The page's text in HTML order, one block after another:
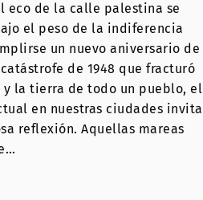
eco de la calle palestina se
el peso de la indiferencia
un nuevo aniversario de
de 1948 que fracturó
la tierra de todo un pueblo, el
en nuestras ciudades invita
reflexión. Aquellas mareas